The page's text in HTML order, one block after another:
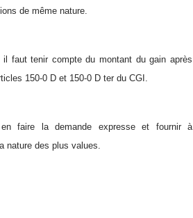
de même nature.
faut tenir compte du montant du gain après
150-0 D et 150-0 D ter du CGI.
faire la demande expresse et fournir à
nature des plus values.